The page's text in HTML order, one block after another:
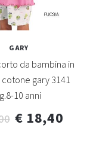
GARY
da bambina in
cotone gary 3141
10 anni
€ 18,40